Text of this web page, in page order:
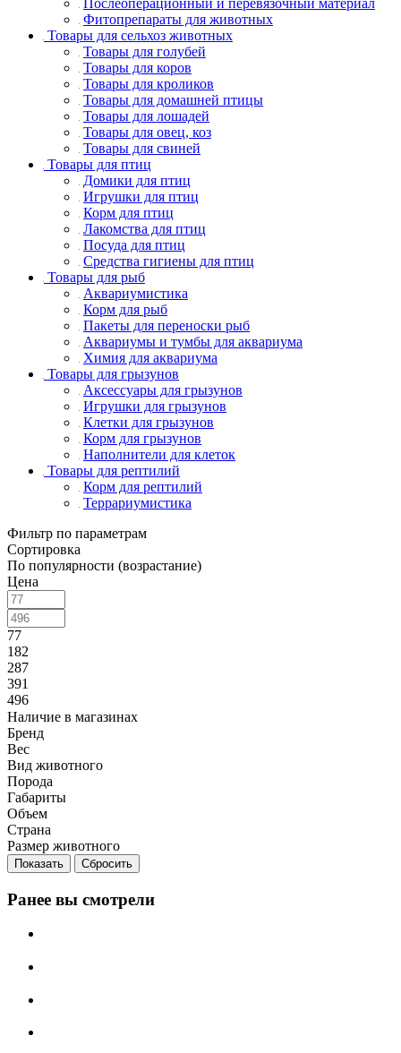
Фитопрепараты для животных
Товары для сельхоз животных
Товары для голубей
Товары для коров
Товары для кроликов
Товары для домашней птицы
Товары для лошадей
Товары для овец, коз
Товары для свиней
Товары для птиц
Домики для птиц
Игрушки для птиц
Корм для птиц
Лакомства для птиц
Посуда для птиц
Средства гигиены для птиц
Товары для рыб
Аквариумистика
Корм для рыб
Пакеты для переноски рыб
Аквариумы и тумбы для аквариума
Химия для аквариума
Товары для грызунов
Аксессуары для грызунов
Игрушки для грызунов
Клетки для грызунов
Корм для грызунов
Наполнители для клеток
Товары для рептилий
Корм для рептилий
Террариумистика
Фильтр по параметрам
Сортировка
По популярности (возрастание)
Цена
77
182
287
391
496
Наличие в магазинах
Бренд
Вес
Вид животного
Порода
Габариты
Объем
Страна
Размер животного
Сбросить
Ранее вы смотрели